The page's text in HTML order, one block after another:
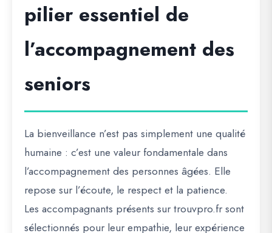
pilier essentiel de
l’accompagnement des
seniors
La bienveillance n’est pas simplement une qualité
humaine : c’est une valeur fondamentale dans
l’accompagnement des personnes âgées. Elle
repose sur l’écoute, le respect et la patience.
Les accompagnants présents surtrouvpro.frsont
sélectionnés pour leurempathie, leur expérience